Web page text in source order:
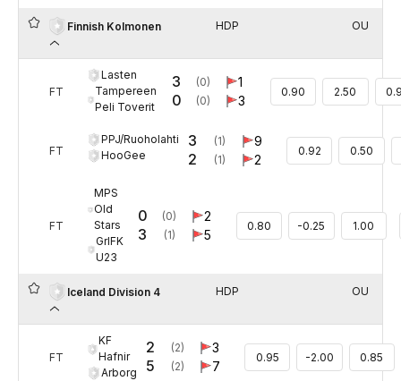
Finnish Kolmonen HDP OU
FT
Lasten
Tampereen
Peli Toverit
3
0
(0)
(0)
1
3
0.90 2.50
FT
PPJ/Ruoholahti
HooGee
3
2
(1)
(1)
9
2
0.92 0.50
FT
MPS
Old
Stars
GrIFK
U23
0
3
(0)
(1)
2
5
0.80 -0.25 1.00
Iceland Division 4 HDP OU
FT
KF
Hafnir
Arborg
2
5
(2)
(2)
3
7
0.95 -2.00 0.85